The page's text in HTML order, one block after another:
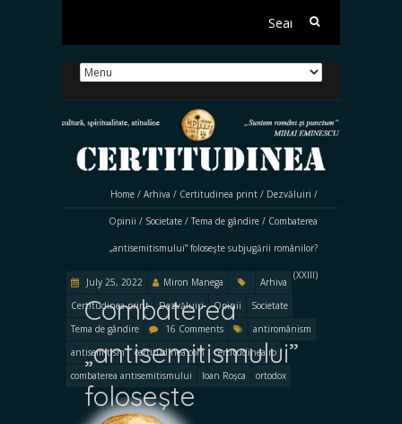
Search
Home / Arhiva / Certitudinea print / Dezvăluiri /
Opinii / Societate / Tema de gândire / Combaterea
„antisemitismului” foloseşte subjugării românilor?
(XXIII)
Combaterea
„antisemitismului”
foloseşte
July 25, 2022 Miron Manega
Arhiva
Certitudinea print
Dezvăluiri Opinii
Societate
Tema de gândire
16 Comments
antiromânism
antisemitism
certitudinea.com
certitudinea.ro
combaterea antisemitismului
Ioan Roșca ortodox